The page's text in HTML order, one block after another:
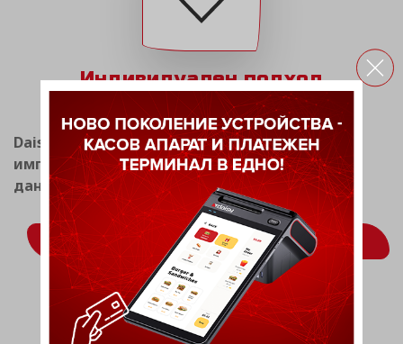
Индивидуален подход
Daisy Tech има опит в разработката и
имплементацията на системи за фискален и
данъчен мениджмънт.
ВИЖ ОЩЕ